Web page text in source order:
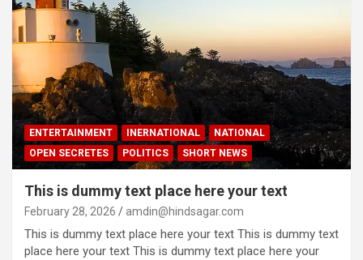
ENTERTAINMENT INERNATIONAL
NATIONAL
OPEN SECRETES
POLITICS SHORT NEWS
This is dummy text place here your text
February 28, 2026 amdin@hindsagar.com
This is dummy text place here your text This is dummy text
place here your text This is dummy text place here your